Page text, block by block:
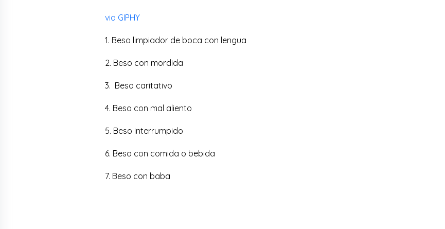
via GIPHY
1. Beso limpiador de boca con lengua
2. Beso con mordida
3. Beso caritativo
4. Beso con mal aliento
5. Beso interrumpido
6. Beso con comida o bebida
7. Beso con baba